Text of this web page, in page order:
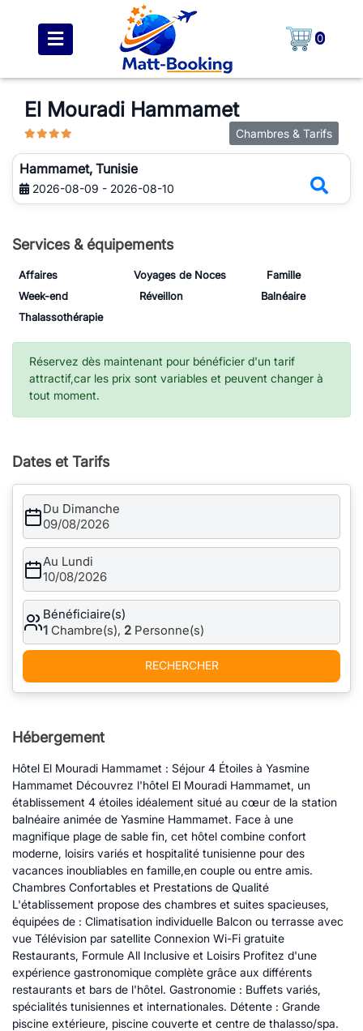
0
El Mouradi Hammamet
Chambres & Tarifs
Hammamet, Tunisie
2026-08-09 - 2026-08-10
Services & équipements
Affaires Voyages de Noces
Famille
Week-end
Réveillon
Balnéaire
Thalassothérapie
Réservez dès maintenant pour bénéficier d'un tarif
attractif,car les prix sont variables et peuvent changer à
tout moment.
Dates et Tarifs
Du Dimanche
09/08/2026
Au Lundi
10/08/2026
Bénéficiaire(s)
1 Chambre(s), 2 Personne(s)
RECHERCHER
Hébergement
Hôtel El Mouradi Hammamet : Séjour 4 Étoiles à Yasmine
Hammamet Découvrez l'hôtel El Mouradi Hammamet, un
établissement 4 étoiles idéalement situé au cœur de la station
balnéaire animée de Yasmine Hammamet. Face à une
magnifique plage de sable fin, cet hôtel combine confort
moderne, loisirs variés et hospitalité tunisienne pour des
vacances inoubliables en famille,en couple ou entre amis.
Chambres Confortables et Prestations de Qualité
L'établissement propose des chambres et suites spacieuses,
équipées de : Climatisation individuelle Balcon ou terrasse avec
vue Télévision par satellite Connexion Wi-Fi gratuite
Restaurants, Formule All Inclusive et Loisirs Profitez d'une
expérience gastronomique complète grâce aux différents
restaurants et bars de l'hôtel. Gastronomie : Buffets variés,
spécialités tunisiennes et internationales. Détente : Grande
piscine extérieure, piscine couverte et centre de thalasso/spa.